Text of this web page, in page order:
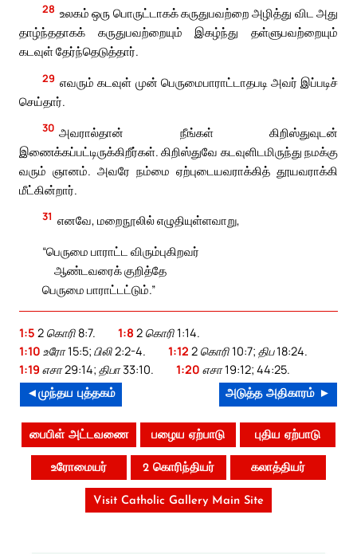
28 உலகம் ஒரு பொருட்டாகக் கருதுபவற்றை அழித்து விட அது
தாழ்ந்ததாகக் கருதுபவற்றையும் இகழ்ந்து தள்ளுபவற்றையும்
கடவுள் தேர்ந்தெடுத்தார்.
29 எவரும் கடவுள் முன் பெருமைபாராட்டாதபடி அவர் இப்படிச்
செய்தார்.
30 அவரால்தான் நீங்கள் கிறிஸ்துவுடன்
இணைக்கப்பட்டிருக்கிறீர்கள். கிறிஸ்துவே கடவுளிடமிருந்து நமக்கு
வரும் ஞானம். அவரே நம்மை ஏற்புடையவராக்கித் தூயவராக்கி
மீட்கின்றார்.
31 எனவே, மறைநூலில் எழுதியுள்ளவாறு,
“பெருமை பாராட்ட விரும்புகிறவர்
ஆண்டவரைக் குறித்தே
பெருமை பாராட்டட்டும்.”
1:5 2 கொரி 8:7. 1:8 2 கொரி 1:14.
1:10 உரோ 15:5; பிலி 2:2-4. 1:12 2 கொரி 10:7; திப 18:24.
1:19 எசா 29:14; திபா 33:10. 1:20 எசா 19:12; 44:25.
◄முந்தய புத்தகம் அடுத்த அதிகாரம் ►
பைபிள் அட்டவணை பழைய ஏற்பாடு புதிய ஏற்பாடு
உரோமையர் 2 கொரிந்தியர் கலாத்தியர்
Visit Catholic Gallery Main Site